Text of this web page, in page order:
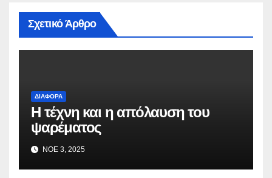
Σχετικό Άρθρο
ΔΙΆΦΟΡΑ
Η τέχνη και η απόλαυση του
ψαρέματος
ΝΟΈ 3, 2025